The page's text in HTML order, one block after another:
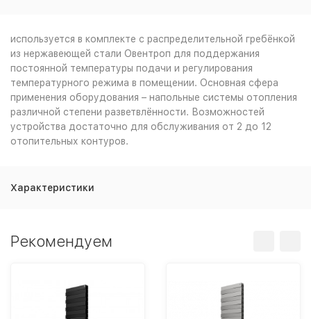
используется в комплекте с распределительной гребёнкой
из нержавеющей стали Овентроп для поддержания
постоянной температуры подачи и регулирования
температурного режима в помещении. Основная сфера
применения оборудования – напольные системы отопления
различной степени разветвлённости. Возможностей
устройства достаточно для обслуживания от 2 до 12
отопительных контуров.
Характеристики
Рекомендуем